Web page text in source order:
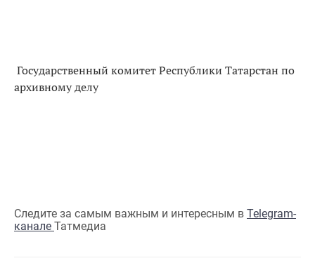
Государственный комитет Республики Татарстан по
архивному делу
Следите за самым важным и интересным в Telegram-
канале Татмедиа